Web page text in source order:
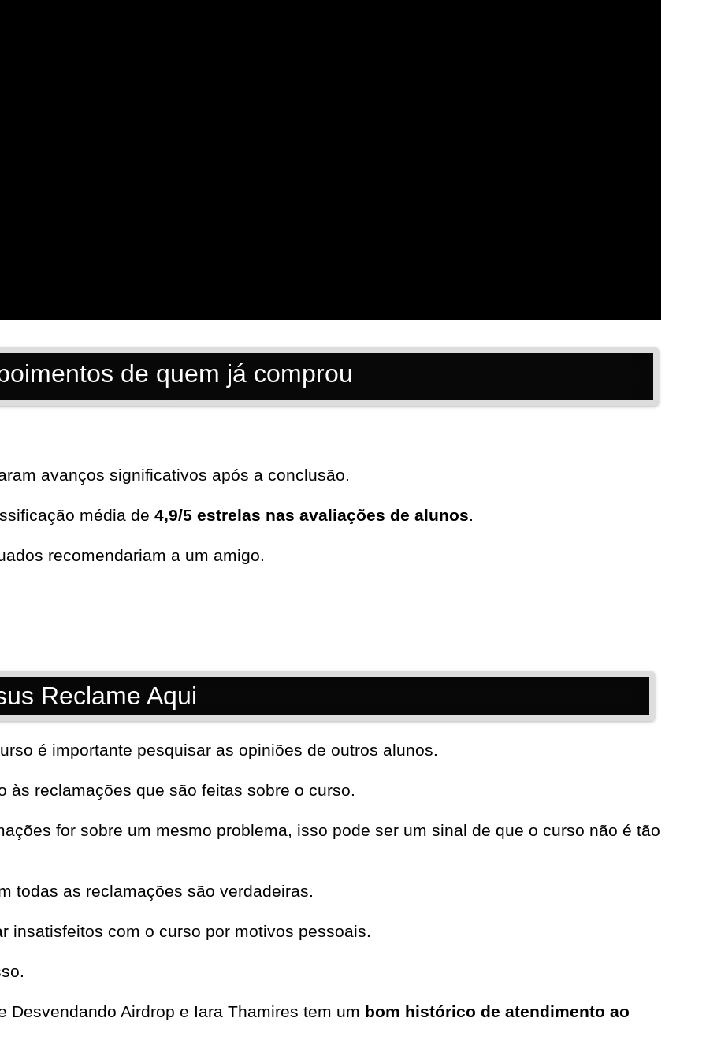
de quem já comprou
avanços significativos após a conclusão.
média de 4,9/5 estrelas nas avaliações de alunos.
recomendariam a um amigo.
Reclame Aqui
é importante pesquisar as opiniões de outros alunos.
às reclamações que são feitas sobre o curso.
for sobre um mesmo problema, isso pode ser um sinal de que o curso não é tão
todas as reclamações são verdadeiras.
insatisfeitos com o curso por motivos pessoais.
Desvendando Airdrop e Iara Thamires tem um bom histórico de atendimento ao